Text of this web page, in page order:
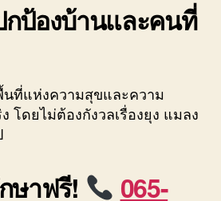
กป้องบ้านและคนที่
ที่แห่งความสุขและความ
โดยไม่ต้องกังวลเรื่องยุง แมลง
ษาฟรี!
065-